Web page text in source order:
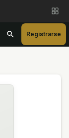
Registrarse